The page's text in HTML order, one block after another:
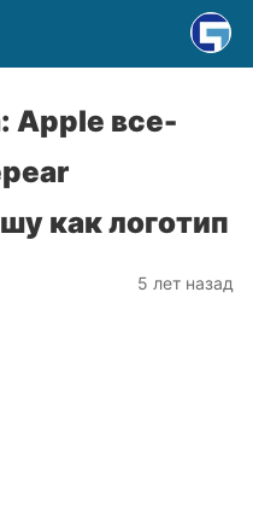
Apple все-
как логотип
5 лет назад